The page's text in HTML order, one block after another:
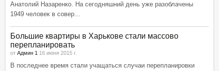
Анатолий Назаренко. На сегодняшний день уже разоблачены
1949 человек в совер...
Большие квартиры в Харькове стали массово
перепланировать
от Админ 1 16 июня 2015 г.
В последнее время стали учащаться случаи перепланировки